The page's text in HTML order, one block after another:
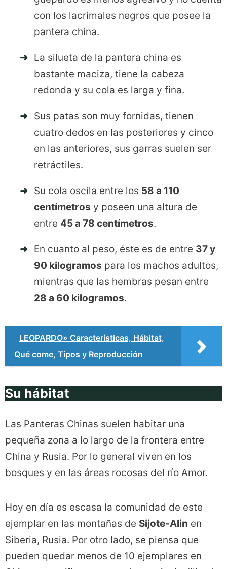
con los lacrimales negros que posee la
pantera china.
La silueta de la pantera china es
bastante maciza, tiene la cabeza
redonda y su cola es larga y fina.
Sus patas son muy fornidas, tienen
cuatro dedos en las posteriores y cinco
en las anteriores, sus garras suelen ser
retráctiles.
Su cola oscila entre los 58 a 110
centímetros y poseen una altura de
entre 45 a 78 centímetros.
En cuanto al peso, éste es de entre 37 y
90 kilogramos para los machos adultos,
mientras que las hembras pesan entre
28 a 60 kilogramos.
LEOPARDO» Características, Hábitat,
Qué come, Tipos y Reproducción
Su hábitat
Las Panteras Chinas suelen habitar una
pequeña zona a lo largo de la frontera entre
China y Rusia. Por lo general viven en los
bosques y en las áreas rocosas del río Amor.
Hoy en día es escasa la comunidad de este
ejemplar en las montañas de Sijote-Alin en
Siberia, Rusia. Por otro lado, se piensa que
pueden quedar menos de 10 ejemplares en